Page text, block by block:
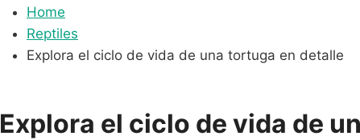
Home
Reptiles
Explora el ciclo de vida de una tortuga en detalle
Explora el ciclo de vida de